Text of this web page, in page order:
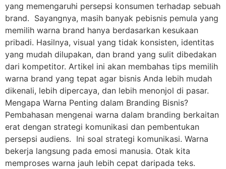
yang memengaruhi persepsi konsumen terhadap sebuah
brand. Sayangnya, masih banyak pebisnis pemula yang
memilih warna brand hanya berdasarkan kesukaan
pribadi. Hasilnya, visual yang tidak konsisten, identitas
yang mudah dilupakan, dan brand yang sulit dibedakan
dari kompetitor. Artikel ini akan membahas tips memilih
warna brand yang tepat agar bisnis Anda lebih mudah
dikenali, lebih dipercaya, dan lebih menonjol di pasar.
Mengapa Warna Penting dalam Branding Bisnis?
Pembahasan mengenai warna dalam branding berkaitan
erat dengan strategi komunikasi dan pembentukan
persepsi audiens. Ini soal strategi komunikasi. Warna
bekerja langsung pada emosi manusia. Otak kita
memproses warna jauh lebih cepat daripada teks.